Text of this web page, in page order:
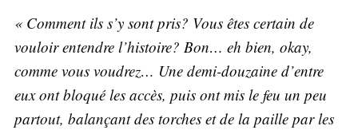
« Comment ils s’y sont pris? Vous êtes certain de
vouloir entendre l’histoire? Bon… eh bien, okay,
comme vous voudrez… Une demi-douzaine d’entre
eux ont bloqué les accès, puis ont mis le feu un peu
partout, balançant des torches et de la paille par les